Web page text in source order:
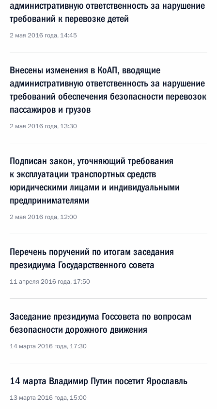
административную ответственность за нарушение
требований к перевозке детей
2 мая 2016 года, 14:45
Внесены изменения в КоАП, вводящие
административную ответственность за нарушение
требований обеспечения безопасности перевозок
пассажиров и грузов
2 мая 2016 года, 13:30
Подписан закон, уточняющий требования
к эксплуатации транспортных средств
юридическими лицами и индивидуальными
предпринимателями
2 мая 2016 года, 12:00
Перечень поручений по итогам заседания
президиума Государственного совета
11 апреля 2016 года, 17:50
Заседание президиума Госсовета по вопросам
безопасности дорожного движения
14 марта 2016 года, 17:30
14 марта Владимир Путин посетит Ярославль
13 марта 2016 года, 15:00